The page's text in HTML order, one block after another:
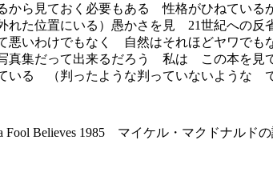
ら見ておく必要もある 性格がひねてい
た位置にいる）愚かさを見 21世紀への
悪いわけでもなく 自然はそれほどヤワで
真集だって出来るだろう 私は この本を
る （判ったような判っていないような で
Believes 1985 マイケル・マクドナルド